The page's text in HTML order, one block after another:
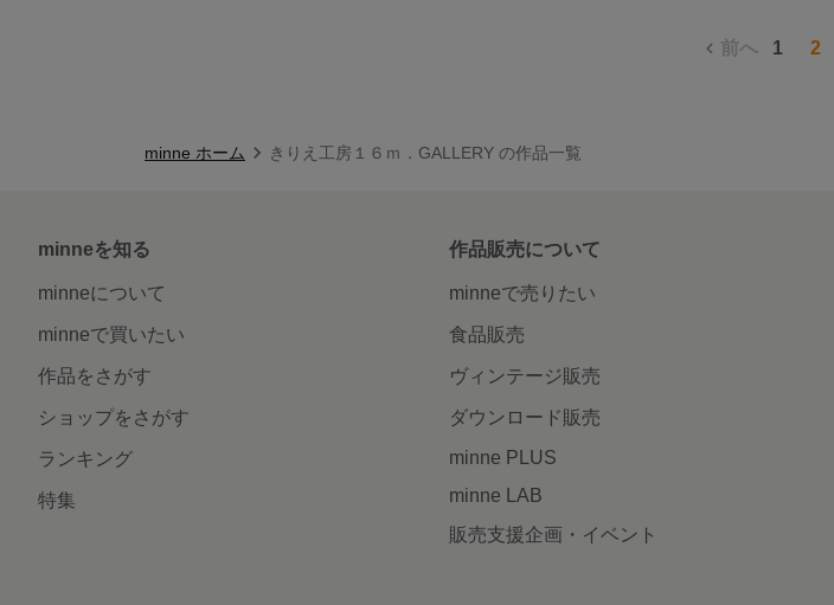
前へ 1 2
minne ホーム きりえ工房１６ｍ．GALLERY の作品一覧
minneを知る
minneについて
minneで買いたい
作品をさがす
ショップをさがす
ランキング
特集
作品販売について
minneで売りたい
食品販売
ヴィンテージ販売
ダウンロード販売
minne PLUS
minne LAB
販売支援企画・イベント